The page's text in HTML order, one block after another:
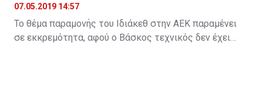
07.05.2019 14:57
Το θέμα παραμονής του Ιδιάκεθ στην ΑΕΚ παραμένει
σε εκκρεμότητα, αφού ο Βάσκος τεχνικός δεν έχει